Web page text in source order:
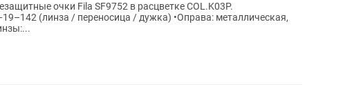
очки Fila SF9752 в расцветке COL.K03P.
(линза / переносица / дужка) •Оправа: металлическая,